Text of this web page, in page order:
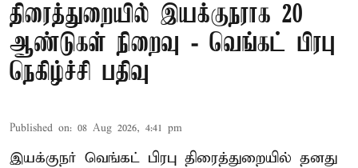
திரைத்துறையில் இயக்குநராக 20
ஆண்டுகள் நிறைவு - வெங்கட் பிரபு
நெகிழ்ச்சி பதிவு
Published on: 08 Aug 2026, 4:41 pm
இயக்குநர் வெங்கட் பிரபு திரைத்துறையில் தனது